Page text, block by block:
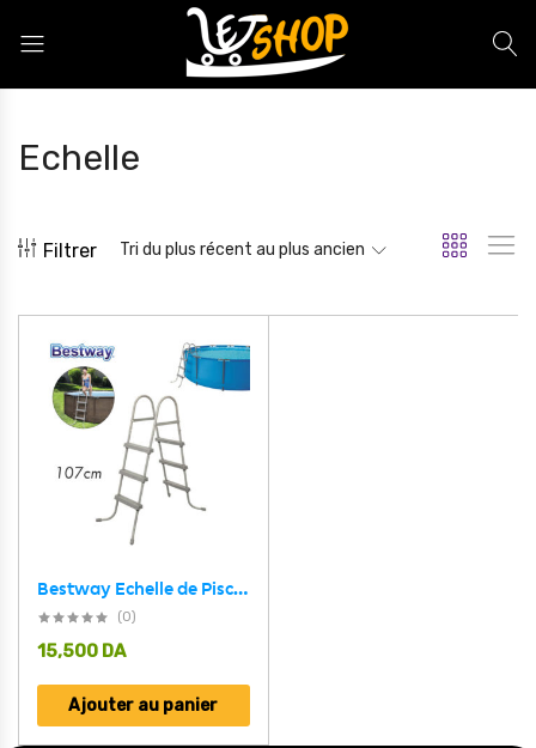
Echelle
Filtrer Tri du plus récent au plus ancien
Bestway Echelle de Piscine 3 Marches 107cm 150kg 58335
(0)
15,500 DA
Ajouter au panier